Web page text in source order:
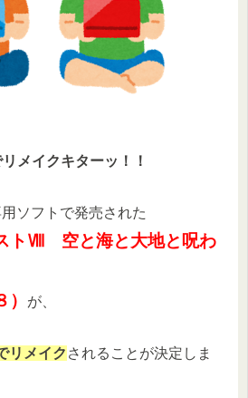
メイクキターッ！！
ソフトで発売された
ストⅧ 空と海と大地と呪わ
が、
リメイク されることが決定しま